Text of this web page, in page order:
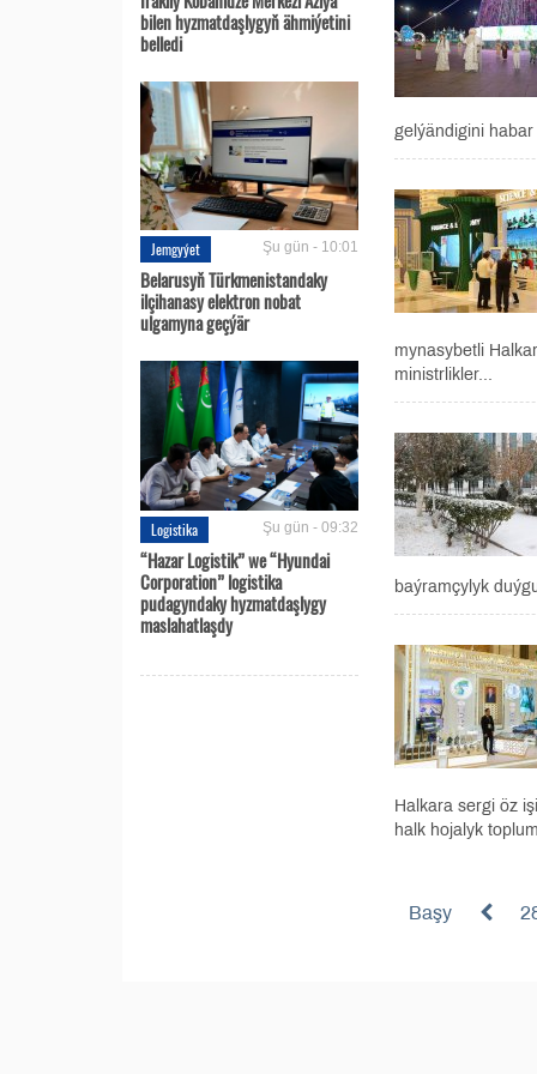
bilen hyzmatdaşlygyň ähmiýetini
belledi
Jemgyýet Şu gün - 10:01
Belarusyň Türkmenistandaky
ilçihanasy elektron nobat
ulgamyna geçýär
Logistika Şu gün - 09:32
“Hazar Logistik” we “Hyundai
Corporation” logistika
pudagyndaky hyzmatdaşlygy
maslahatlaşdy
gelýändigini
mynasybetli
ministrlikler...
baýramçylyk
Halkara sergi öz
halk hojalyk
Başy